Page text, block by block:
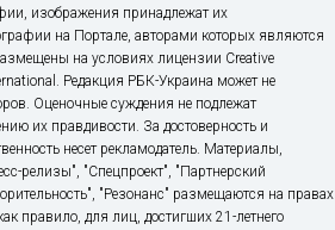
изображения принадлежат их
на Портале, авторами которых являются
на условиях лицензии Creative
Редакция РБК-Украина может не
Оценочные суждения не подлежат
их правдивости. За достоверность и
несет рекламодатель. Материалы,
релизы", "Спецпроект", "Партнерский
"Резонанс" размещаются на правах
правило, для лиц, достигших 21-летнего